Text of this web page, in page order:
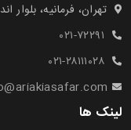
تهران، فرمانیه، بلوار
۰۲۱-۷۲۲۹۱
۰۲۱-۲۸۱۱۱۰۲۸
لینک ها